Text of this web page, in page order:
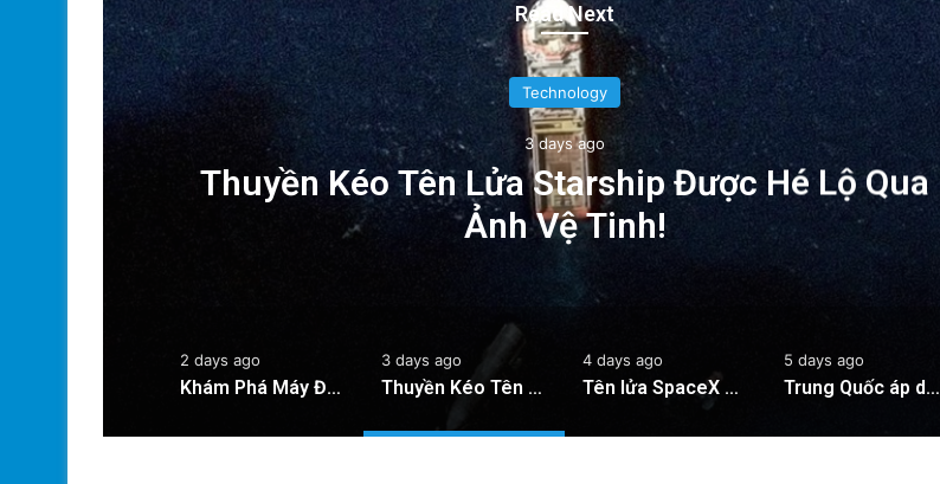
Read Next
Technology
3 days ago
Thuyền Kéo Tên Lửa Starship Được Hé Lộ Qua
Ảnh Vệ Tinh!
2 days ago
Khám Phá Máy Đào Hầm Nổ Đá Đầu Tiên Trên Thế Giới: Bước Đột Phá Trong Công Nghệ Xây Dựng
3 days ago
Thuyền Kéo Tên Lửa Starship Được Hé Lộ Qua Ảnh Vệ Tinh!
4 days ago
Tên lửa SpaceX chuẩn bị va chạm với Mặt Trăng: Cú sốc vũ trụ sắp xảy ra!
5 days ago
Trung Quốc áp dụng công nghệ lượng tử để ngăn chặn tình trạng mất điện diện rộng